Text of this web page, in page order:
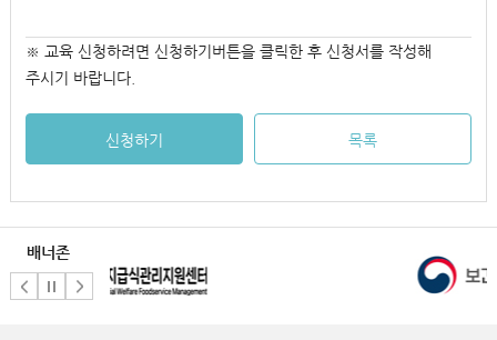
※ 교육 신청하려면 신청하기버튼을 클릭한 후 신청서를 작성해
주시기 바랍니다.
신청하기 목록
배너존